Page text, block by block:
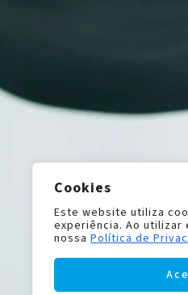
Cookies
Este website utiliza
experiência. Ao utilizar
nossa Política de